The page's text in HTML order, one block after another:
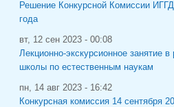
Решение Конкурсной Комиссии
года
вт, 12 сен 2023 - 00:08
Лекционно-экскурсионное занятие
школы по естественным наукам
пн, 14 авг 2023 - 16:42
Конкурсная комиссия 14 сентября